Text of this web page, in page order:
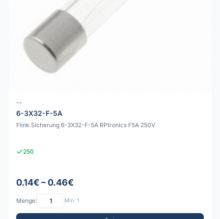
--
6-3X32-F-5A
Flink Sicherung 6-3X32-F-5A RPtronics F5A 250V
250
0.14€ – 0.46€
Menge: Min: 1